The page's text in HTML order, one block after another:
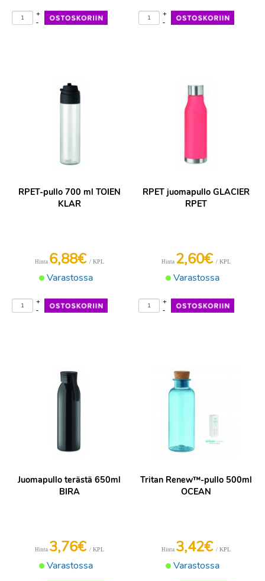
-
+
-
+
RPET-pullo 700 ml TOIEN
KLAR
Varastossa
Hinta 6,88€ / KPL
-
+
RPET juomapullo GLACIER
RPET
Varastossa
Hinta 2,60€ / KPL
-
+
Juomapullo terästä 650ml
BIRA
Varastossa
Hinta 3,76€ / KPL
Tritan Renew™-pullo 500ml
OCEAN
Varastossa
Hinta 3,42€ / KPL